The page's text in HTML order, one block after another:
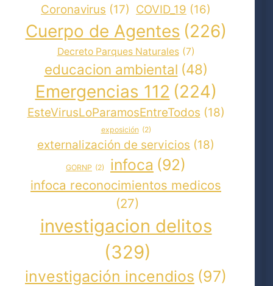
Coronavirus (17) COVID_19 (16)
Cuerpo de Agentes (226)
Decreto Parques Naturales (7)
educacion ambiental (48)
Emergencias 112 (224)
EsteVirusLoParamosEntreTodos (18)
exposición (2)
externalización de servicios (18)
GORNP (2) infoca (92)
infoca reconocimientos medicos
(27)
investigacion delitos
(329)
investigación incendios (97)